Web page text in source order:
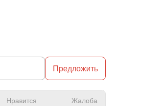
Предложить
Нравится Жалоба